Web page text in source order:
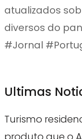
atualizados
diversos do
#Jornal
Ultimas
Turismo